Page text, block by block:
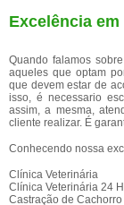
Excelência
Quando falamos sobre
aqueles que optam
que devem estar de
isso, é necessario
assim, a mesma,
cliente realizar. É
Conhecendo nossa
Clínica Veterinária
Clínica Veterinária 24
Castração de Cachorro